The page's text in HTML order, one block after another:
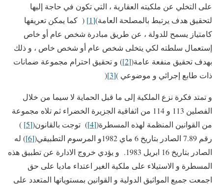
على التخلي عن ملكيته العقارية ، التي تكون في حاجة إليها
لتحقيق هدف يرتبط بالمصلحة العامة)[1]
( كما يمكن تعريفها
كامتياز يسمح للدولة ، عن طريق مبادرة شخص عام أو خاص
إستعمال سلطته لكي يتخلى شخص عام أو شخص خاص ، و ذلك
بهدف تحقيق منفعة عامة([2]
) و تحقيق احترام مجموعة ضمانات
ذات طابع إجرائي و موضوعي )[3]
(
و تمتد فكرة نزع الملكية إلى ما قبل الحماية لا سيما من خلال
الفصلين 113 و 114 من اثفاقية الجزيرة الخضراء ثم تلاه مجموعة
من القوانين المنظمة لهذه المسطرة([4] ) توجت بالقانون([5]
)
رقم 7.89 الصادر بتاريخ 6 ماي 1982و المرسوم التطبيقي(
[6]
) له
الصادر بتاريخ 16 ابريل 1983. و يؤدي خروج الادارة عن تطبيق هذه
المسطرة و الاستيلاء على ملكية الغير اعتداء ماديا على حق
اجمعت جميع المواثيق الدولية و القوانين بمستوياتها المتعدد على